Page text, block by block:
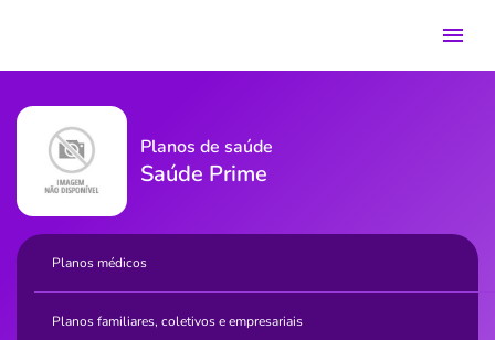
Planos de saúde
Saúde Prime
Planos médicos
Planos familiares, coletivos e empresariais